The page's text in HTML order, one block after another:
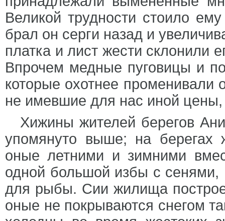
Великой трудности стоило
брал он серги назад и
платка и лист жести склонили
Впрочем медные пуговицы и
которые охотнее променивали
не имевшие для нас иной цены,
Хижины жителей берегов
упомянуто выше; на берегах
оные летними и зимними
одной большой избы с сенями,
для рыбы. Сии жилища
оные не покрываются снегом